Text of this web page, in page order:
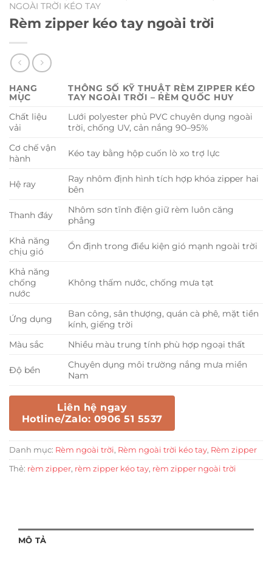
NGOÀI TRỜI KÉO TAY
Rèm zipper kéo tay ngoài trời
HẠNG
MỤC
THÔNG SỐ KỸ THUẬT RÈM ZIPPER KÉO
TAY NGOÀI TRỜI – RÈM QUỐC HUY
Chất liệu
vải
Lưới polyester phủ PVC chuyên dụng ngoài
trời, chống UV, cản nắng 90–95%
Cơ chế vận
hành
Kéo tay bằng hộp cuốn lò xo trợ lực
Hệ ray
Ray nhôm định hình tích hợp khóa zipper hai
bên
Thanh đáy
Nhôm sơn tĩnh điện giữ rèm luôn căng
phẳng
Khả năng
chịu gió
Ổn định trong điều kiện gió mạnh ngoài trời
Khả năng
chống
nước
Không thấm nước, chống mưa tạt
Ứng dụng
Ban công, sân thượng, quán cà phê, mặt tiền
kính, giếng trời
Màu sắc
Nhiều màu trung tính phù hợp ngoại thất
Độ bền
Chuyên dụng môi trường nắng mưa miền
Nam
Liên hệ ngay
Hotline/Zalo: 0906 51 5537
Danh mục: Rèm ngoài trời, Rèm ngoài trời kéo tay, Rèm zipper
Thẻ: rèm zipper, rèm zipper kéo tay, rèm zipper ngoài trời
MÔ TẢ